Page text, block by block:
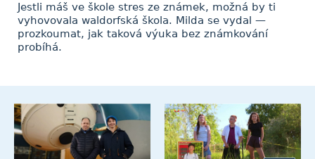
Jestli máš ve škole stres ze známek, možná by ti
vyhovovala waldorfská škola. Milda se vydal —
prozkoumat, jak taková výuka bez známkování
probíhá.